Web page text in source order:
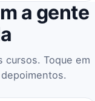
a gente
cursos. Toque em